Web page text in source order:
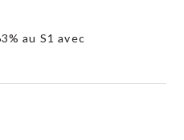
au S1 avec